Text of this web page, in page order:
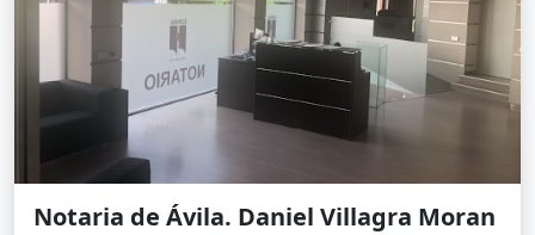
Notaria de Ávila. Daniel Villagra Moran